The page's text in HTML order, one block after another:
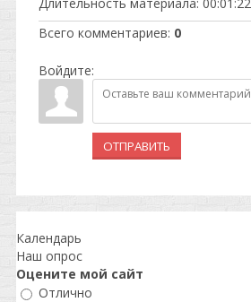
Всего комментариев: 0
Войдите:
ОТПРАВИТЬ
Календарь
Наш опрос
Оцените мой сайт
Отлично